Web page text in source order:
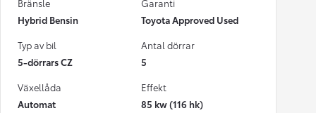
Bränsle
Hybrid Bensin
Garanti
Toyota Approved Used
Typ av bil
5-dörrars CZ
Antal dörrar
5
Växellåda
Automat
Effekt
85 kw (116 hk)